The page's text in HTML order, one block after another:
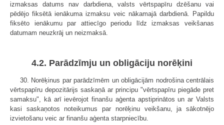
izmaksas datums nav darbdiena, valsts vērtspapīru dzēšanu vai
pēdējo fiksētā ienākuma izmaksu veic nākamajā darbdienā. Papildu
fiksēto ienākumu par attiecīgo periodu līdz izmaksas veikšanas
datumam neuzkrāj un neizmaksā.
4.2. Parādzīmju un obligāciju norēķini
30. Norēķinus par parādzīmēm un obligācijām nodrošina centrālais
vērtspapīru depozitārijs saskaņā ar principu "vērtspapīru piegāde pret
samaksu", kā arī ievērojot finanšu aģenta apstiprinātos un ar Valsts
kasi saskaņotos noteikumus par norēķinu veikšanu, ja sākotnējo
izvietošanu veic ar finanšu aģenta starpniecību.